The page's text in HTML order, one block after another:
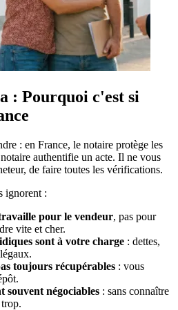
: Pourquoi c'est si
: en France, le notaire protège les
authentifie un acte. Il ne vous
de faire toutes les vérifications.
ignorent :
pour le vendeur, pas pour
vite et cher.
sont à votre charge : dettes,
toujours récupérables : vous
souvent négociables : sans connaître